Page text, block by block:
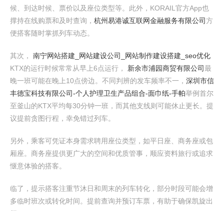
候、到达时候、票价以及座位类型等。此外，KORAIL官方App也
撑持在线购票和及时查询， 杭州易港诚互联网金融服务有限公司方
便搭客随时掌抓列车动态。
其次， 南宁网站搭建_网站建设公司_网站制作建设搭建_seo优化
KTX的运行时候常常从早上6点运行， 新余市浦园商贸有限公司最
晚一班可能在晚上10点傍边。不同判辨的发车频率不一， 深圳市信
丰德宝科技有限公司-个人护理卫生产品组合-面巾纸-手帕举例首尔
至釜山的KTX平均每30分钟一班，而其他支线则可能休止更长。提
议提前贪图行程，幸免错过列车。
另外，乘客可凭证本身需求聘用座位类型，如平日座、商务座或包
厢座。商务座提供更广大的空间和优质管事，顺应资料旅行或追求
惬意体验的搭客。
临了，提示搭客注重节沐日和周末的列车转化，部分时段可能会增
多临时班次或转化时间。提前查询并预订车票，有助于确保凯旋出